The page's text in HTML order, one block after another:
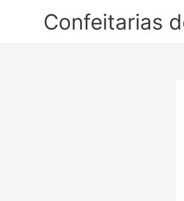
Confeitarias